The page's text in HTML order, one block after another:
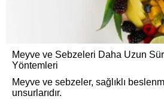
Meyve ve Sebzeleri Daha Uzun
Yöntemleri
Meyve ve sebzeler, sağlıklı
unsurlarıdır.